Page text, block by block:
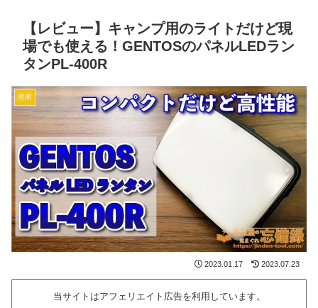
【レビュー】キャンプ用のライトだけど現
場でも使える！GENTOSのパネルLEDラン
タンPL-400R
照明
2023.01.17 2023.07.23
当サイトはアフェリエイト広告を利用しています。